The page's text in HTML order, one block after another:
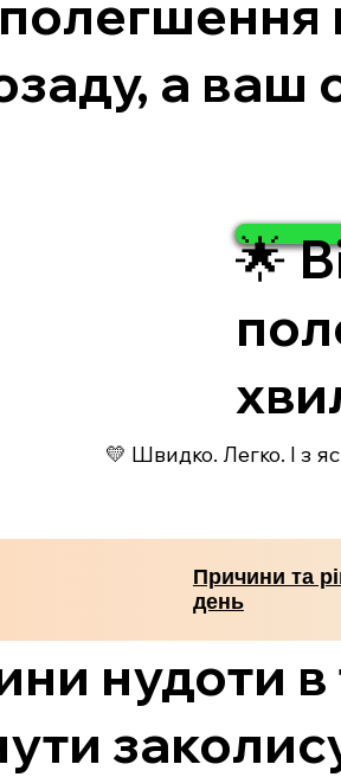
а ваш
🌟
💛 Швидко. Легко. І з
Причини та
день
нудоти в